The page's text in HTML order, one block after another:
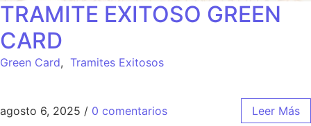
TRAMITE EXITOSO GREEN
CARD
Green Card, Tramites Exitosos
agosto 6, 2025 / 0 comentarios Leer Más